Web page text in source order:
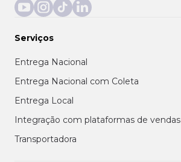
Serviços
Entrega Nacional
Entrega Nacional com Coleta
Entrega Local
Integração com plataformas de vendas
Transportadora